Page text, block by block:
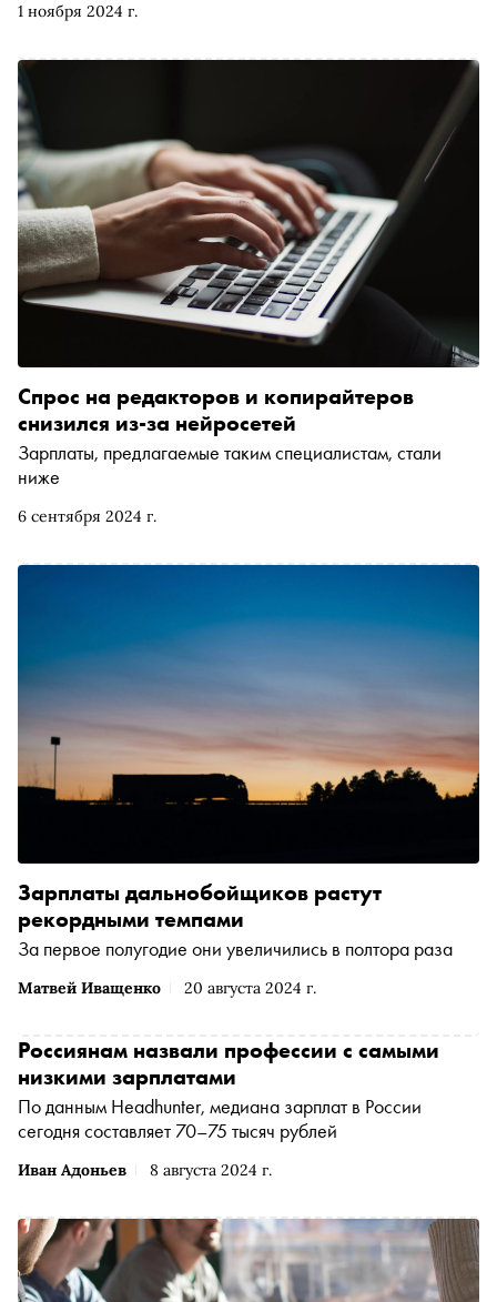
1 ноября 2024 г.
появились вакансии: кадровик-таролог, аналитик-
Юдин разобрался, зачем бизнес прибегает к
эзотерическим методам
6 сентября 2024 г.
Спрос на редакторов и копирайтеров
снизился из-за нейросетей
Зарплаты, предлагаемые таким специалистам, стали
ниже
Матвей Иващенко 20 августа 2024 г.
Зарплаты дальнобойщиков растут
рекордными темпами
За первое полугодие они увеличились в полтора раза
Иван Адоньев 8 августа 2024 г.
Россиянам назвали профессии с самыми
низкими зарплатами
По данным Headhunter, медиана зарплат в России
сегодня составляет 70–75 тысяч рублей